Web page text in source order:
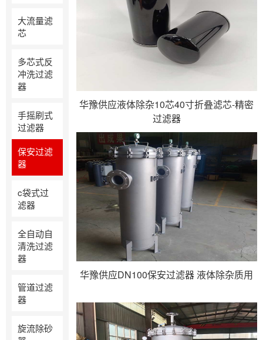
大流量滤
芯
多芯式反
冲洗过滤
器
手摇刷式
过滤器
保安过滤
器
c袋式过
滤器
全自动自
清洗过滤
器
管道过滤
器
旋流除砂
华豫供应液体除杂10芯40寸折叠滤芯-精密
过滤器
华豫供应DN100保安过滤器 液体除杂质用